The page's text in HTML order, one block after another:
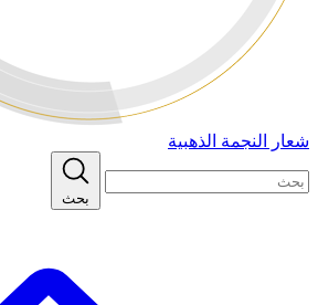
شعار النجمة الذهبية
بحث